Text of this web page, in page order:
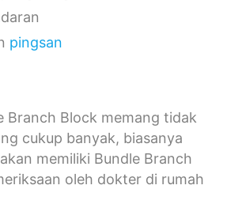
pingsan
Branch Block memang tidak
cukup banyak, biasanya
memiliki Bundle Branch
oleh dokter di rumah